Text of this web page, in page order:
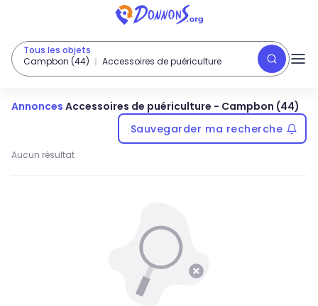
Tous les objets
Campbon (44)
Accessoires de puériculture
Annonces Accessoires de puériculture - Campbon (44)
Sauvegarder ma recherche
Aucun résultat